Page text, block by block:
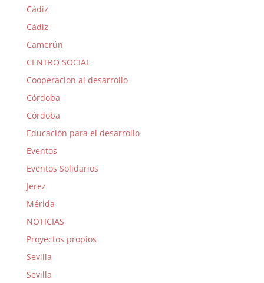
Cádiz
Cádiz
Camerún
CENTRO SOCIAL
Cooperacion al desarrollo
Córdoba
Córdoba
Educación para el desarrollo
Eventos
Eventos Solidarios
Jerez
Mérida
NOTICIAS
Proyectos propios
Sevilla
Sevilla